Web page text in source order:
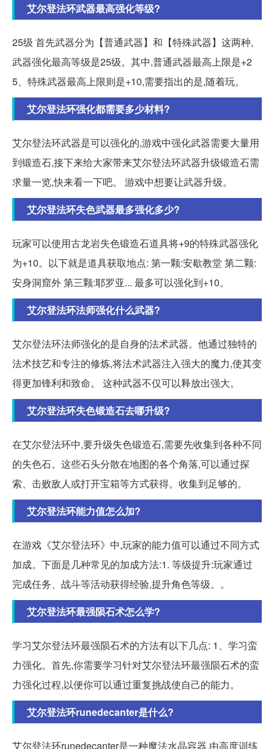
艾尔登法环武器最高强化等级?
25级 首先武器分为【普通武器】和【特殊武器】这两种,
武器强化最高等级是25级。其中,普通武器最高上限是+2
5、特殊武器最高上限则是+10,需要指出的是,随着玩。
艾尔登法环强化都需要多少材料?
艾尔登法环武器是可以强化的,游戏中强化武器需要大量用
到锻造石,接下来给大家带来艾尔登法环武器升级锻造石需
求量一览,快来看一下吧。 游戏中想要让武器升级。
艾尔登法环失色武器最多强化多少?
玩家可以使用古龙岩失色锻造石道具将+9的特殊武器强化
为+10。以下就是道具获取地点: 第一颗:安歇教堂 第二颗:
安身洞窟外 第三颗:耶罗亚... 最多可以强化到+10。
艾尔登法环法师强化什么武器?
艾尔登法环法师强化的是自身的法术武器。他通过独特的
法术技艺和专注的修炼,将法术武器注入强大的魔力,使其变
得更加锋利和致命。 这种武器不仅可以释放出强大。
艾尔登法环失色锻造石去哪升级?
在艾尔登法环中,要升级失色锻造石,需要先收集到各种不同
的失色石。这些石头分散在地图的各个角落,可以通过探
索、击败敌人或打开宝箱等方式获得。收集到足够的。
艾尔登法环能力值怎么加?
在游戏《艾尔登法环》中,玩家的能力值可以通过不同方式
加成。下面是几种常见的加成方法:1. 等级提升:玩家通过
完成任务、战斗等活动获得经验,提升角色等级。。
艾尔登法环最强陨石术怎么学?
学习艾尔登法环最强陨石术的方法有以下几点: 1、学习蛮
力强化。首先,你需要学习针对艾尔登法环最强陨石术的蛮
力强化过程,以便你可以通过重复挑战使自己的能力。
艾尔登法环runedecanter是什么?
艾尔登法环runedecanter是一种魔法水晶容器,由高度训练